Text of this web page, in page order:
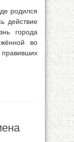
родился
действие
города
во